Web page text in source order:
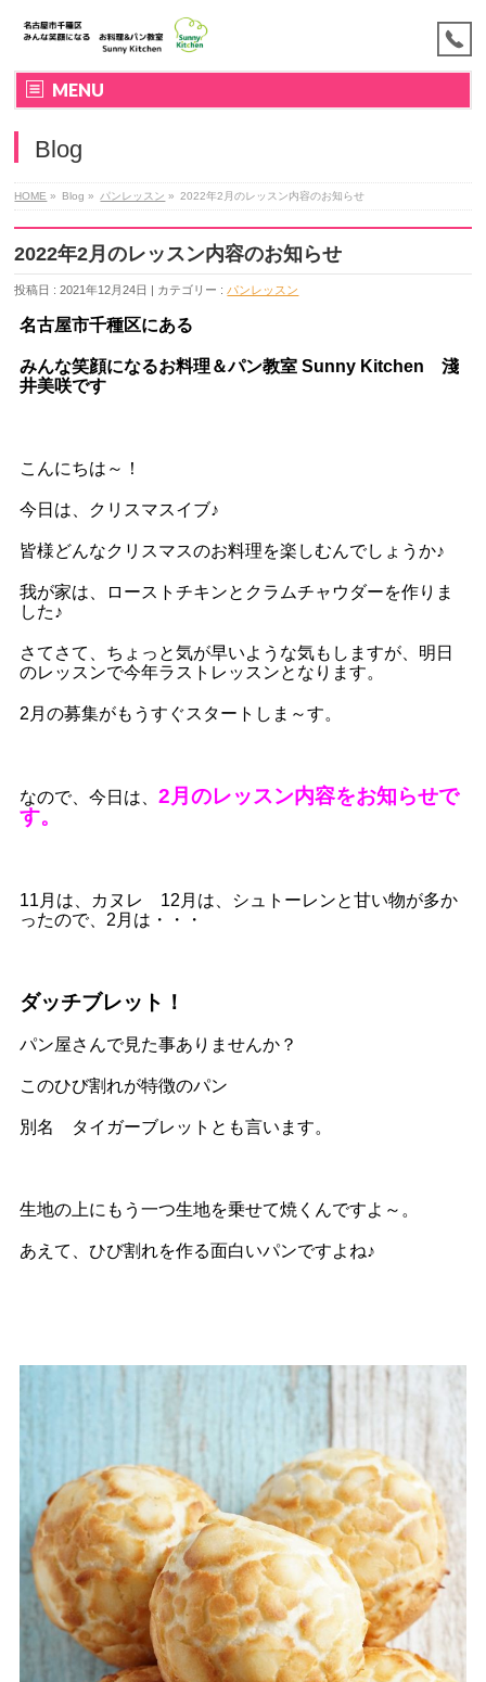
MENU
Blog
HOME » Blog » パンレッスン » 2022年2月のレッスン内容のお知らせ
2022年2月のレッスン内容のお知らせ
投稿日 : 2021年12月24日 | カテゴリー : パンレッスン
名古屋市千種区にある
みんな笑顔になるお料理＆パン教室 Sunny Kitchen 淺
井美咲です
こんにちは～！
今日は、クリスマスイブ♪
皆様どんなクリスマスのお料理を楽しむんでしょうか♪
我が家は、ローストチキンとクラムチャウダーを作りま
した♪
さてさて、ちょっと気が早いような気もしますが、明日
のレッスンで今年ラストレッスンとなります。
2月の募集がもうすぐスタートしま～す。
なので、今日は、2月のレッスン内容をお知らせで
す。
11月は、カヌレ 12月は、シュトーレンと甘い物が多か
ったので、2月は・・・
ダッチブレット！
パン屋さんで見た事ありませんか？
このひび割れが特徴のパン
別名 タイガーブレットとも言います。
生地の上にもう一つ生地を乗せて焼くんですよ～。
あえて、ひび割れを作る面白いパンですよね♪